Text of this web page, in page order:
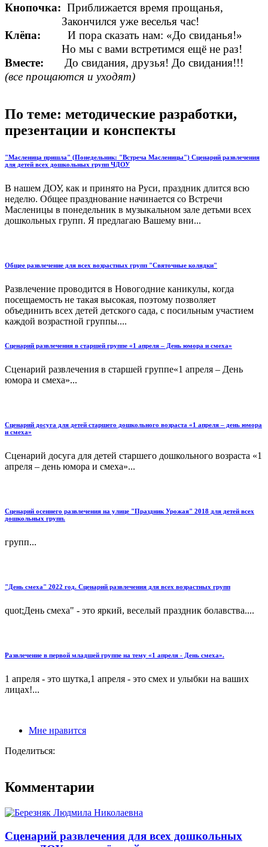
Кнопочка: Приближается время прощанья,
Закончился уже веселья час!
Клёпа:
И пора сказать нам: «До свиданья!»
Но мы с вами встретимся ещё не раз!
Вместе:
До свидания, друзья! До свидания!!!
(все прощаются и уходят)
По теме: методические разработки,
презентации и конспекты
"Масленица пришла" (Понедельник: "Встреча Масленицы") Сценарий развлечения
для детей всех дошкольных групп ЧДОУ
В нашем ДОУ, как и принято на Руси, праздник длится всю
неделю. Общее празднование начинается со Встречи
Масленицы в понедельник в музыкальном зале детьми всех
дошкольных групп. Я предлагаю Вашему вни...
Общее развлечение для всех возрастных групп "Святочные колядки"
Развлечение проводится в Новогодние каникулы, когда
посещаемость не такая высокая, поэтому позволяет
объединить всех детей детского сада, с посильным участием
каждой возрастной группы....
Сценарий развлечения в старшей группе «1 апреля – День юмора и смеха»
Сценарий развлечения в старшей группе«1 апреля – День
юмора и смеха»...
Сценарий досуга для детей старшего дошкольного возраста «1 апреля – день юмора
и смеха»
Сценарий досуга для детей старшего дошкольного возраста «1
апреля – день юмора и смеха»...
Сценарий осеннего развлечения на улице "Праздник Урожая" 2018 для детей всех
дошкольных групп.
групп...
"День смеха" 2022 год. Сценарий развлечения для всех возрастных групп
quot;День смеха" - это яркий, веселый праздник болавства....
Развлечение в первой младшей группе на тему «1 апреля - День смеха».
1 апреля - это шутка,1 апреля - это смех и улыбки на ваших
лицах!...
Мне нравится
Поделиться:
Комментарии
Сценарий развлечения для всех дошкольных